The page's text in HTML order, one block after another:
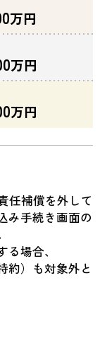
万円
万円
万円
任補償を外して
み手続き画面の
場合、
約）も対象外と